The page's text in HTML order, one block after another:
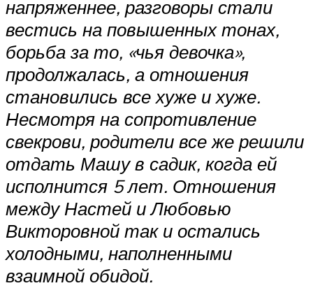
напряженнее, разговоры стали
вестись на повышенных тонах,
борьба за то, «чья девочка»,
продолжалась, а отношения
становились все хуже и хуже.
Несмотря на сопротивление
свекрови, родители все же решили
отдать Машу в садик, когда ей
исполнится 5 лет. Отношения
между Настей и Любовью
Викторовной так и остались
холодными, наполненными
взаимной обидой.